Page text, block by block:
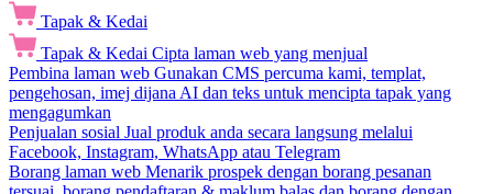
Tapak & Kedai
Tapak & Kedai Cipta laman web yang menjual
Pembina laman web Gunakan CMS percuma kami, templat,
pengehosan, imej dijana AI dan teks untuk mencipta tapak yang
mengagumkan
Penjualan sosial Jual produk anda secara langsung melalui
Facebook, Instagram, WhatsApp atau Telegram
Borang laman web Menarik prospek dengan borang pesanan